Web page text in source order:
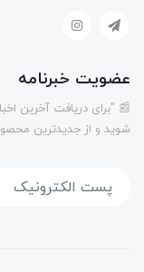
عضویت خبرنامه
📰 "برای دریافت آخرین
شوید و از جدیدترین